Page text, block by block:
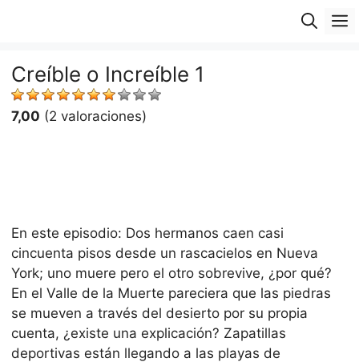
Creíble o Increíble 1
7,00 (2 valoraciones)
En este episodio: Dos hermanos caen casi
cincuenta pisos desde un rascacielos en Nueva
York; uno muere pero el otro sobrevive, ¿por qué?
En el Valle de la Muerte pareciera que las piedras
se mueven a través del desierto por su propia
cuenta, ¿existe una explicación? Zapatillas
deportivas están llegando a las playas de